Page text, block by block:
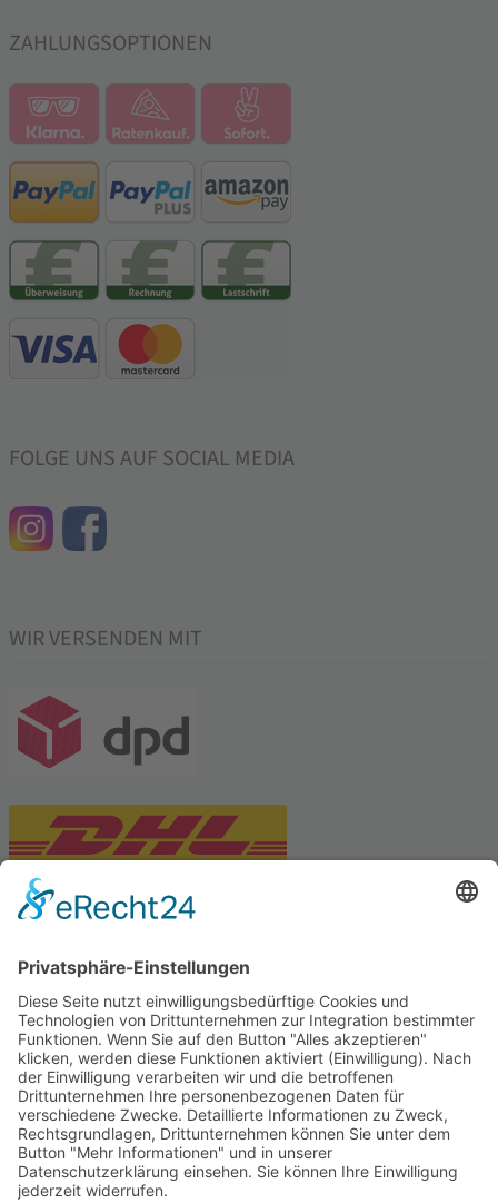
ZAHLUNGSOPTIONEN
FOLGE UNS AUF SOCIAL MEDIA
WIR VERSENDEN MIT
Tekal – Textile Lebensqualität
Exklusive moderne & Orientteppiche
Feuerwerk XXL
Pyrotechnik online bestellen